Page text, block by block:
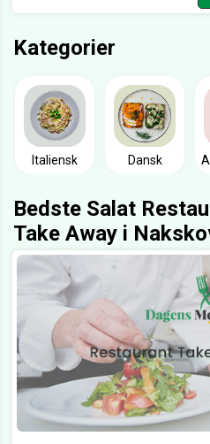
Kategorier
Italiensk Dansk
Bedste Salat
Take Away i